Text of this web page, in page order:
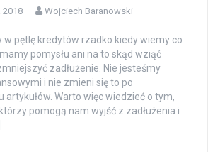
2018 Wojciech Baranowski
w pętlę kredytów rzadko kiedy wiemy co
pomysłu ani na to skąd wziąć
zadłużenie. Nie jesteśmy
i nie zmieni się to po
artykułów. Warto więc wiedzieć o tym,
pomogą nam wyjść z zadłużenia i